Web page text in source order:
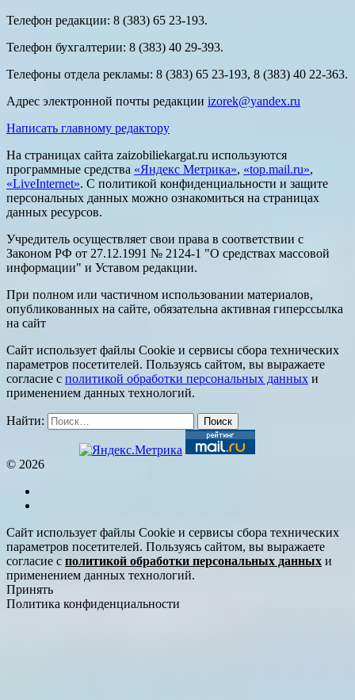
Телефон редакции: 8 (383) 65 23-193.
Телефон бухгалтерии: 8 (383) 40 29-393.
Телефоны отдела рекламы: 8 (383) 65 23-193, 8 (383) 40 22-363.
Адрес электронной почты редакции izorek@yandex.ru
Написать главному редактору
На страницах сайта zaizobiliekargat.ru используются
программные средства «Яндекс Метрика», «top.mail.ru»,
«LiveInternet». С политикой конфиденциальности и защите
персональных данных можно ознакомиться на страницах
данных ресурсов.
Учредитель осуществляет свои права в соответствии с
Законом РФ от 27.12.1991 № 2124-1 "О средствах массовой
информации" и Уставом редакции.
При полном или частичном использовании материалов,
опубликованных на сайте, обязательна активная гиперссылка
на сайт
Сайт использует файлы Cookie и сервисы сбора технических
параметров посетителей. Пользуясь сайтом, вы выражаете
согласие с политикой обработки персональных данных и
применением данных технологий.
Найти:
© 2026
Сайт использует файлы Cookie и сервисы сбора технических
параметров посетителей. Пользуясь сайтом, вы выражаете
согласие с политикой обработки персональных данных и
применением данных технологий.
Принять
Политика конфиденциальности